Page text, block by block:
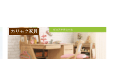
カリモク家具